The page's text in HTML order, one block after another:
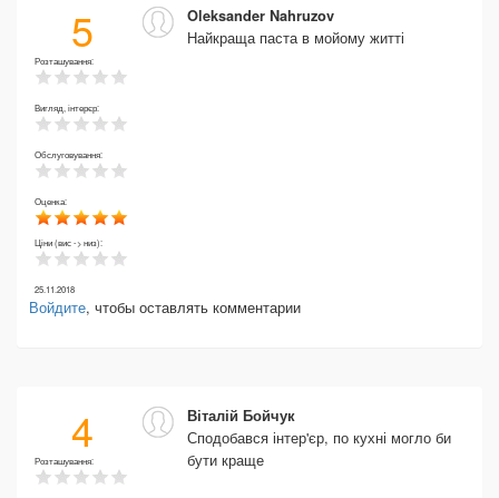
5
Розташування:
Вигляд, інтерєр:
Обслуговування:
Оценка:
Ціни (вис -> низ):
Oleksander Nahruzov
Найкраща паста в мойому житті
25.11.2018
Войдите, чтобы оставлять комментарии
4
Розташування:
Віталій Бойчук
Сподобався інтер'єр, по кухні могло би
бути краще